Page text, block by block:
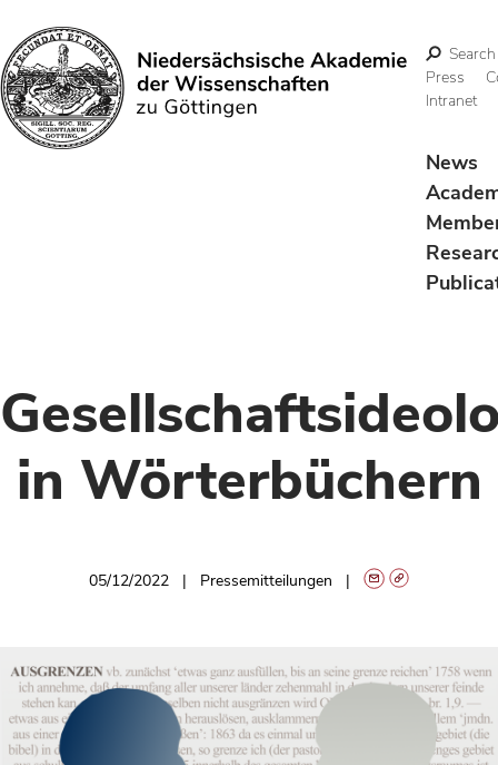
Search
Search
Press
Intranet
News
in Wörterbüchern
05/12/2022 Pressemitteilungen